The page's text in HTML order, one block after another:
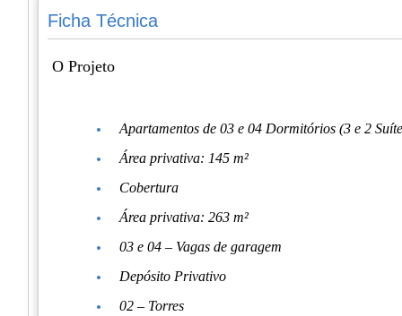
Ficha Técnica
O Projeto
Apartamentos de 03 e 04 Dormitórios (3 e 2
Área privativa: 145 m²
Cobertura
Área privativa: 263 m²
03 e 04 – Vagas de garagem
Depósito Privativo
02 – Torres